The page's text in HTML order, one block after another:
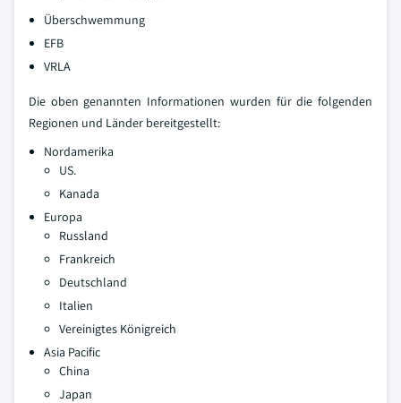
Überschwemmung
EFB
VRLA
Die oben genannten Informationen wurden für die folgenden
Regionen und Länder bereitgestellt:
Nordamerika
US.
Kanada
Europa
Russland
Frankreich
Deutschland
Italien
Vereinigtes Königreich
Asia Pacific
China
Japan